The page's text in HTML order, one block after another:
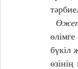
бүкіл